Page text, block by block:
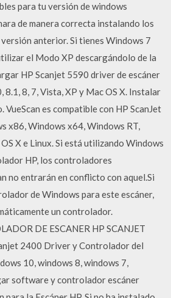
para tu versión de windows
de manera correcta instalando los
anterior. Si tienes Windows 7
el Modo XP descargándolo de la
HP Scanjet 5590 driver de escáner
8, 7, Vista, XP y Mac OS X. Instalar
es compatible con HP ScanJet
x86, Windows x64, Windows RT,
X e Linux. Si está utilizando Windows
HP, los controladores
no entrarán en conflicto con aquel.Si
de Windows para este escáner,
un controlador.
DE ESCANER HP SCANJET
2400 Driver y Controlador del
10, windows 8, windows 7,
software y controlador escáner